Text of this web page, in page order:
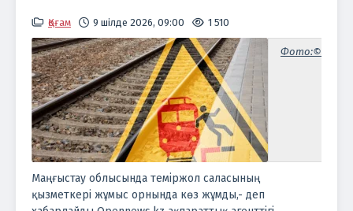
Қоғам 9 шілде 2026, 09:00 1 510
Маңғыстау облысында теміржол саласының
қызметкері жұмыс орнында көз жұмды,- деп